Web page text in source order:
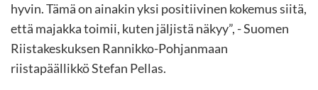
hyvin. Tämä on ainakin yksi positiivinen kokemus siitä,
että majakka toimii, kuten jäljistä näkyy”, - Suomen
Riistakeskuksen Rannikko-Pohjanmaan
riistapäällikkö Stefan Pellas.